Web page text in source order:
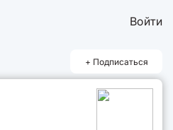
Войти
+ Подписаться